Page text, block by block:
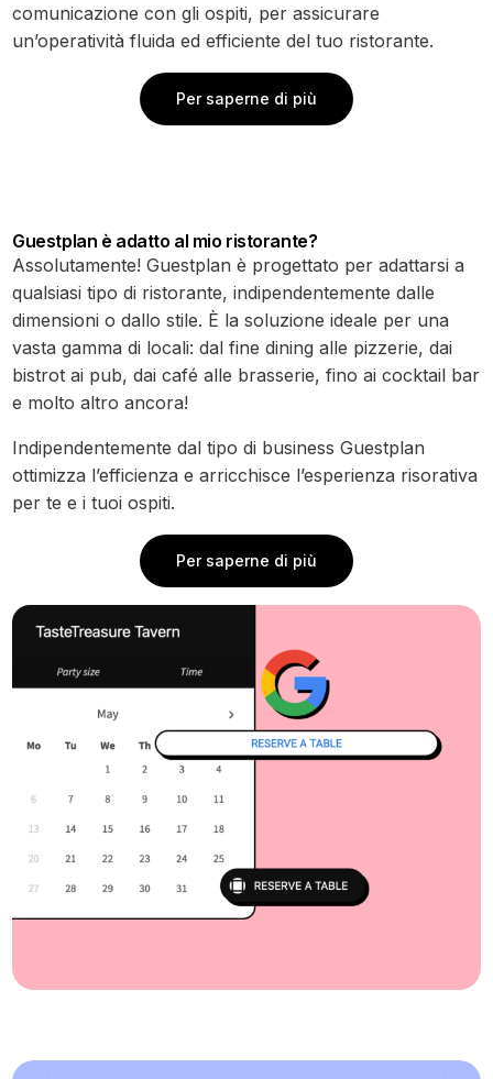
comunicazione con gli ospiti, per assicurare
un’operatività fluida ed efficiente del tuo ristorante.
Per saperne di più
Guestplan è adatto al mio ristorante?
Assolutamente! Guestplan è progettato per adattarsi a
qualsiasi tipo di ristorante, indipendentemente dalle
dimensioni o dallo stile. È la soluzione ideale per una
vasta gamma di locali: dal fine dining alle pizzerie, dai
bistrot ai pub, dai café alle brasserie, fino ai cocktail bar
e molto altro ancora!
Indipendentemente dal tipo di business Guestplan
ottimizza l’efficienza e arricchisce l’esperienza risorativa
per te e i tuoi ospiti.
Per saperne di più